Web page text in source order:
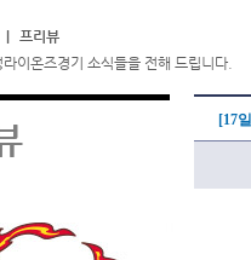
프리뷰
이온즈경기 소식들을 전해 드립니다.
[17